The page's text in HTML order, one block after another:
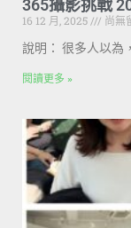
365攝影挑戰
16 12 月, 2025
尚無
說明： 很多人以為
閱讀更多 »